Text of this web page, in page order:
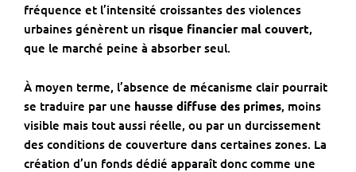
fréquence et l’intensité croissantes des violences
urbaines génèrent un risque financier mal couvert,
que le marché peine à absorber seul.
À moyen terme, l’absence de mécanisme clair pourrait
se traduire par une hausse diffuse des primes, moins
visible mais tout aussi réelle, ou par un durcissement
des conditions de couverture dans certaines zones. La
création d’un fonds dédié apparaît donc comme une